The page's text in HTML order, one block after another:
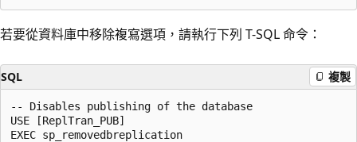
若要從資料庫中移除複寫選項，請執行下列 T-SQL 命令：
SQL 複製
-- Disables publishing of the database
USE [ReplTran_PUB]
EXEC sp_removedbreplication